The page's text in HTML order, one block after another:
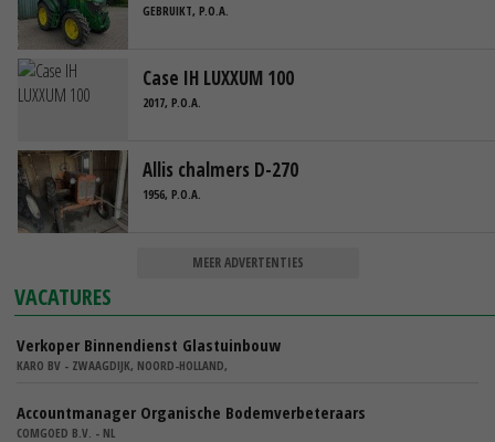
GEBRUIKT, P.O.A.
Case IH LUXXUM 100
2017, P.O.A.
Allis chalmers D-270
1956, P.O.A.
MEER ADVERTENTIES
VACATURES
Verkoper Binnendienst Glastuinbouw
KARO BV - ZWAAGDIJK, NOORD-HOLLAND,
Accountmanager Organische Bodemverbeteraars
COMGOED B.V. - NL